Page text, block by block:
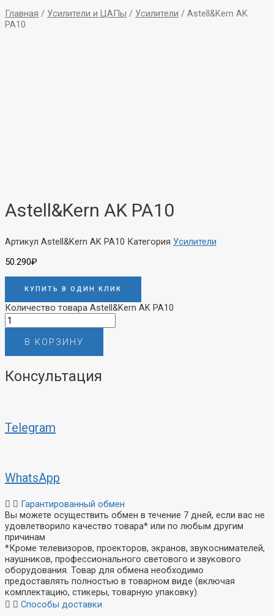
Главная / Усилители и ЦАПы / Усилители / Astell&Kern AK
PA10
Astell&Kern AK PA10
Артикул Astell&Kern AK PA10 Категория Усилители
50.290₽
КУПИТЬ В ОДИН КЛИК
Количество товара Astell&Kern AK PA10
В КОРЗИНУ
Консультация
Telegram
WhatsApp
Гарантированный обмен
Вы можете осуществить обмен в течение 7 дней, если вас не
удовлетворило качество товара* или по любым другим
причинам
*Кроме телевизоров, проекторов, экранов, звукоснимателей,
наушников, профессионального светового и звукового
оборудования. Товар для обмена необходимо
предоставлять полностью в товарном виде (включая
комплектацию, стикеры, товарную упаковку).
Способы доставки